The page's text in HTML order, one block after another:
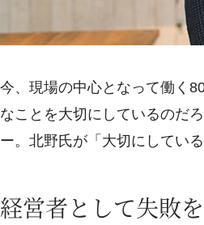
今、現場の中心となって働く
なことを大切にしているのだ
ー。北野氏が「大切にしてい
経営者として失敗